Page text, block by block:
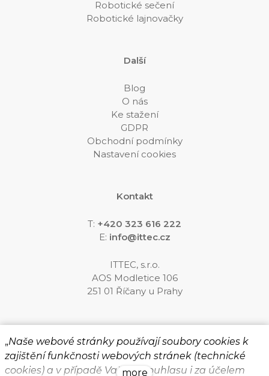
Robotické sečení
Robotické lajnovačky
Další
Blog
O nás
Ke stažení
GDPR
Obchodní podmínky
Nastavení cookies
Kontakt
T: +420 323 616 222
E: info@ittec.cz
ITTEC, s.r.o.
AOS Modletice 106
251 01 Říčany u Prahy
„Naše webové stránky používají soubory cookies k
zajištění funkčnosti webových stránek (technické
cookies) a v případě Vašeho souhlasu i za účelem
more